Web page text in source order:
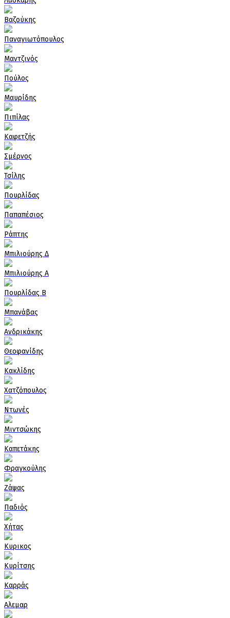
Βαζούκης
Παναγιωτόπουλος
Μαντζινός
Πούλος
Μαυρίδης
Πιπίλας
Καφετζής
Σμέρνος
Τσίλης
Πουρλίδας
Παπαπέσιος
Ράπτης
Μπιλιούρης Δ
Μπιλιούρης Α
Πουρλίδας Β
Μπανάβας
Ανδρικάκης
Θεοφανίδης
Κακλίδης
Χατζόπουλος
Ντωνές
Μιντσώκης
Καπετάκης
Φραγκούλης
Ζάψας
Παδιός
Χήτας
Κυρικος
Κυρίτσης
Καρράς
Αλεμαρ